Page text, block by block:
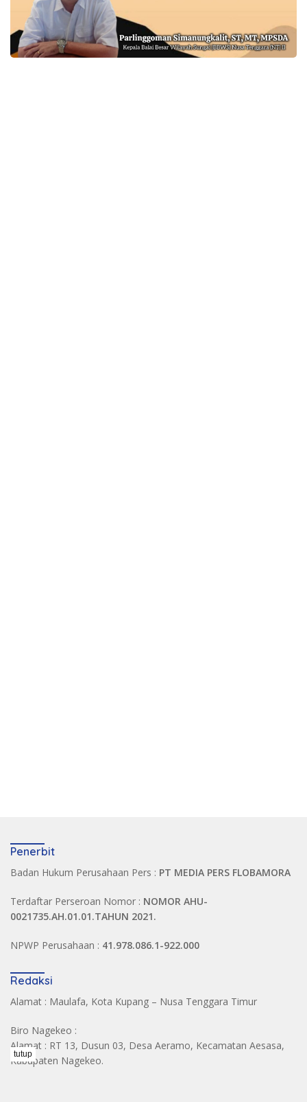
Penerbit
Badan Hukum Perusahaan Pers : PT MEDIA PERS FLOBAMORA
Terdaftar Perseroan Nomor : NOMOR AHU-
0021735.AH.01.01.TAHUN 2021.
NPWP Perusahaan : 41.978.086.1-922.000
Redaksi
Alamat : Maulafa, Kota Kupang – Nusa Tenggara Timur
Biro Nagekeo :
Alamat : RT 13, Dusun 03, Desa Aeramo, Kecamatan Aesasa,
Kabupaten Nagekeo.
tutup